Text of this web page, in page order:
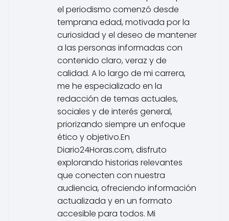
el periodismo comenzó desde
temprana edad, motivada por la
curiosidad y el deseo de mantener
a las personas informadas con
contenido claro, veraz y de
calidad. A lo largo de mi carrera,
me he especializado en la
redacción de temas actuales,
sociales y de interés general,
priorizando siempre un enfoque
ético y objetivo.En
Diario24Horas.com, disfruto
explorando historias relevantes
que conecten con nuestra
audiencia, ofreciendo información
actualizada y en un formato
accesible para todos. Mi